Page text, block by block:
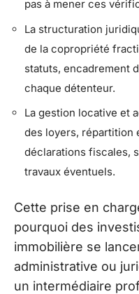
pas à mener ces
La structuration
de la copropriété
statuts, encadrement
chaque détenteur.
La gestion locative et
des loyers, répartition
déclarations fiscales,
travaux éventuels.
Cette prise en
pourquoi des
immobilière se
administrative ou
un intermédiaire